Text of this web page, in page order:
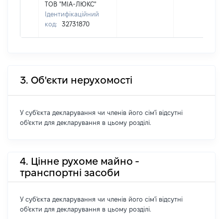
ТОВ "МІА-ЛЮКС"
Ідентифікаційний
код:
32731870
3. Об'єкти нерухомості
У суб'єкта декларування чи членів його сім'ї відсутні
об'єкти для декларування в цьому розділі.
4. Цінне рухоме майно -
транспортні засоби
У суб'єкта декларування чи членів його сім'ї відсутні
об'єкти для декларування в цьому розділі.